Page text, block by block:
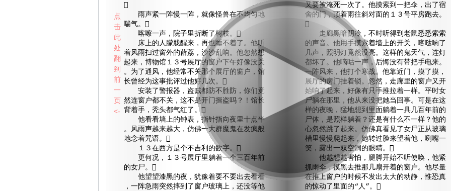

雨声紧一阵慢一阵，就像怪兽在不均匀地
喘气。
喀嚓一声，院子里折断了树枝。
床上的人朦胧醒来，再也睡不着了。他听
着风雨扫过窗外的薜荔，沙沙乱响。他忽然想
起来，博物馆１３号展厅的窗户下午好像没关
。为了通风，他经常不关那个展厅的窗户，馆
长曾经为这事批评过他好几次。
安装了警报器，盗贼都防不胜防，你们竟
然连窗户都不关，这不是开门揖盗吗？！馆长
背着手，秃头都气红了。
他看看墙上的钟表，指针指向夜里十点半
。风雨声越来越大，仿佛一大群魔鬼在发疯般
地念着咒语。
１３在西方是个不吉利的数字。
更何况，１３号展厅里躺着一个三百年前
的女尸。
他望望漆黑的夜，犹豫着要不要出去看看
，一阵急雨突然摔到了窗户玻璃上，还没等他
又要被淹死一次了。他摸索到一把伞，出了宿
舍的门，顶着雨往斜对面的１３号平房跑去。

走廊黑暗阴冷，不时听得到老鼠悉悉索索
的声音。他用手摸索着墙上的开关，喀哒响了
几声，照明灯竟然没亮。这样的鬼天气，连灯
都坏了。他嘀咕一声，后悔没有带把手电来。
一阵风来，他打个寒战。他靠近门，摸了摸，
展厅的房门挂着锁。忽然，走廊里的窗户又开
始响了起来，好像有只手推拉着一样。平时女
尸躺在那里，他从来没把她当回事。可是在这
样的夜晚，猛地想到里面躺着一具几百年前的
尸体，是照样躺着？还是有什么不一样？他的
心忽然跳了起来。仿佛真看见了女尸正从玻璃
槽里慢慢爬起来，她转过脸来望着他，咧嘴一
笑，露出一双空洞的眼睛。
他越想越害怕，腿脚开始不听使唤，他紧
抓雨伞，摸黑去推那几扇开着的窗户。他尽量
在推上窗户的时候不发出太大的动静，惟恐真
的惊动了里面的“人”。
点
击
此
处
翻
到
前
一
页
<-